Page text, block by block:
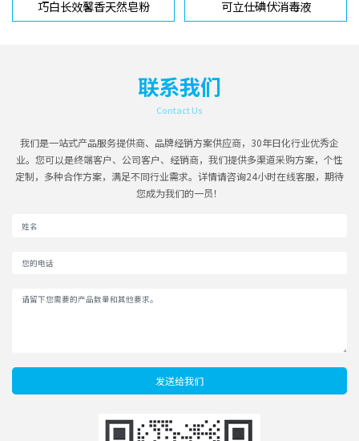
巧白长效馨香天然皂粉 可立仕碘伏消毒液
联系我们
Contact Us
我们是一站式产品服务提供商、品牌经销方案供应商，30年日化行业优秀企
业。您可以是终端客户、公司客户、经销商，我们提供多渠道采购方案，个性
定制，多种合作方案，满足不同行业需求。详情请咨询24小时在线客服，期待
您成为我们的一员！
发送给我们